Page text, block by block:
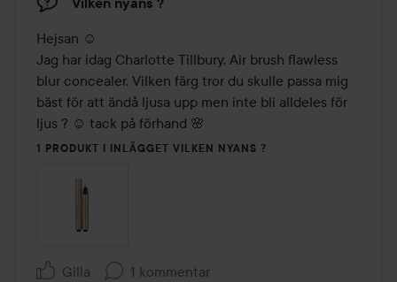
Hejsan ☺️
Jag har idag Charlotte Tillbury, Air brush flawless
blur concealer. Vilken färg tror du skulle passa mig
bäst för att ändå ljusa upp men inte bli alldeles för
ljus ? ☺️ tack på förhand 🌸
1 PRODUKT I INLÄGGET VILKEN NYANS ?
Gilla 1 kommentar